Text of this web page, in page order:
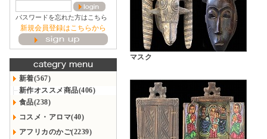
パスワードを忘れた方はこちら
新規会員登録はこちらから
新着(567)
新作オススメ商品(406)
食品(238)
コスメ・アロマ(40)
アフリカのかご(2239)
マスク